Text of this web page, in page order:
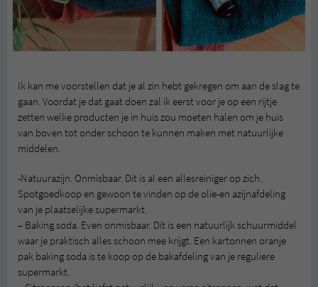
Ik kan me voorstellen dat je al zin hebt gekregen om aan de slag te
gaan. Voordat je dat gaat doen zal ik eerst voor je op een rijtje
zetten welke producten je in huis zou moeten halen om je huis
van boven tot onder schoon te kunnen maken met natuurlijke
middelen.
-Natuurazijn. Onmisbaar. Dit is al een allesreiniger op zich.
Spotgoedkoop en gewoon te vinden op de olie-en azijnafdeling
van je plaatselijke supermarkt.
– Baking soda. Even onmisbaar. Dit is een natuurlijk schuurmiddel
waar je praktisch alles schoon mee krijgt. Een kartonnen oranje
pak baking soda is te koop op de bakafdeling van je reguliere
supermarkt.